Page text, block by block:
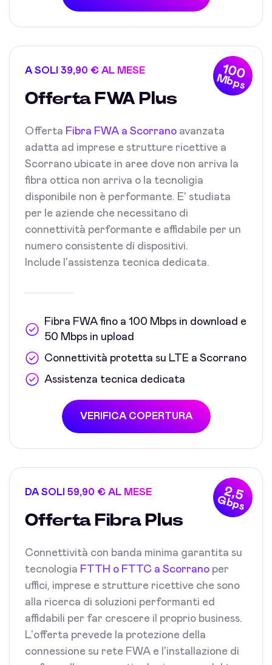
100
Mbps
A SOLI 39,90 € AL MESE
Offerta FWA Plus
Offerta Fibra FWA a Scorrano avanzata
adatta ad imprese e strutture ricettive a
Scorrano ubicate in aree dove non arriva la
fibra ottica non arriva o la tecnoligia
disponibile non è performante. E' studiata
per le aziende che necessitano di
connettività performante e affidabile per un
numero consistente di dispositivi.
Include l'assistenza tecnica dedicata.
Fibra FWA fino a 100 Mbps in download e
50 Mbps in upload
Connettività protetta su LTE a Scorrano
Assistenza tecnica dedicata
VERIFICA COPERTURA
2,5
Gbps
DA SOLI 59,90 € AL MESE
Offerta Fibra Plus
Connettività con banda minima garantita su
tecnologia FTTH o FTTC a Scorrano per
uffici, imprese e strutture ricettive che sono
alla ricerca di soluzioni performanti ed
affidabili per far crescere il proprio business.
L'offerta prevede la protezione della
connessione su rete FWA e l'installazione di